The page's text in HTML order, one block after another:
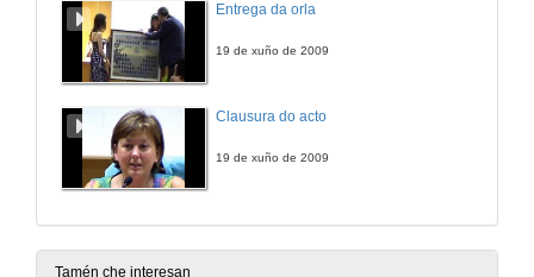
Entrega da orla
19 de xuño de 2009
Clausura do acto
19 de xuño de 2009
Tamén che interesan